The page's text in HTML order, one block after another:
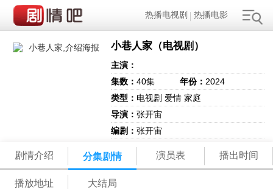
热播电视剧 热播电影
小巷人家（电视剧）
主演：
集数：40集 年份： 2024
类型： 电视剧 爱情 家庭
导演：张开宙
编剧：张开宙
剧情介绍 分集剧情 演员表 播出时间
播放地址 大结局